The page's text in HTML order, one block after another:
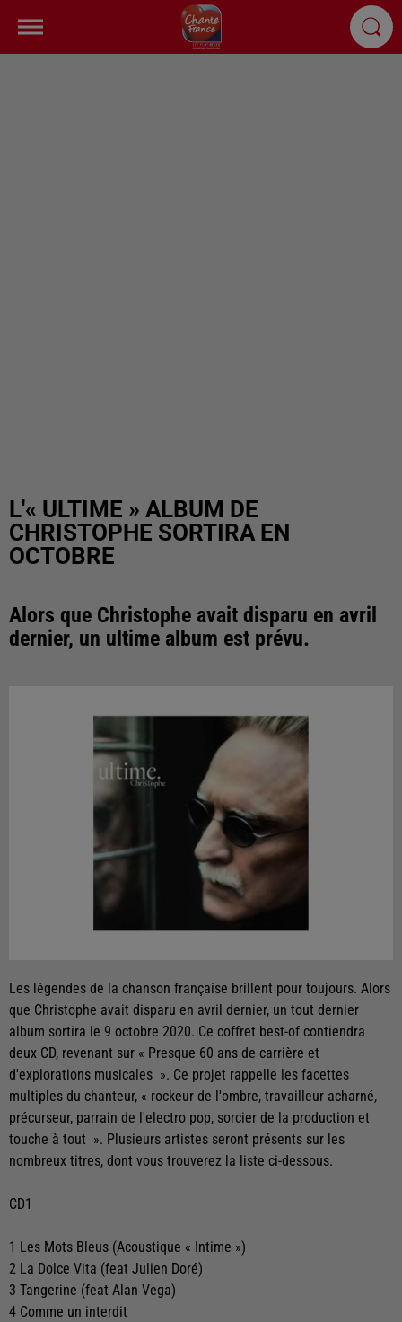
L'« ULTIME » ALBUM DE
CHRISTOPHE SORTIRA EN
OCTOBRE
Alors que Christophe avait disparu en avril
dernier, un ultime album est prévu.
Les légendes de la chanson française brillent pour toujours. Alors
que Christophe avait disparu en avril dernier, un tout dernier
album sortira le 9 octobre 2020. Ce coffret best-of contiendra
deux CD, revenant sur « Presque 60 ans de carrière et
d'explorations musicales ». Ce projet rappelle les facettes
multiples du chanteur, « rockeur de l'ombre, travailleur acharné,
précurseur, parrain de l'electro pop, sorcier de la production et
touche à tout ». Plusieurs artistes seront présents sur les
nombreux titres, dont vous trouverez la liste ci-dessous.
CD1
1 Les Mots Bleus (Acoustique « Intime »)
2 La Dolce Vita (feat Julien Doré)
3 Tangerine (feat Alan Vega)
4 Comme un interdit